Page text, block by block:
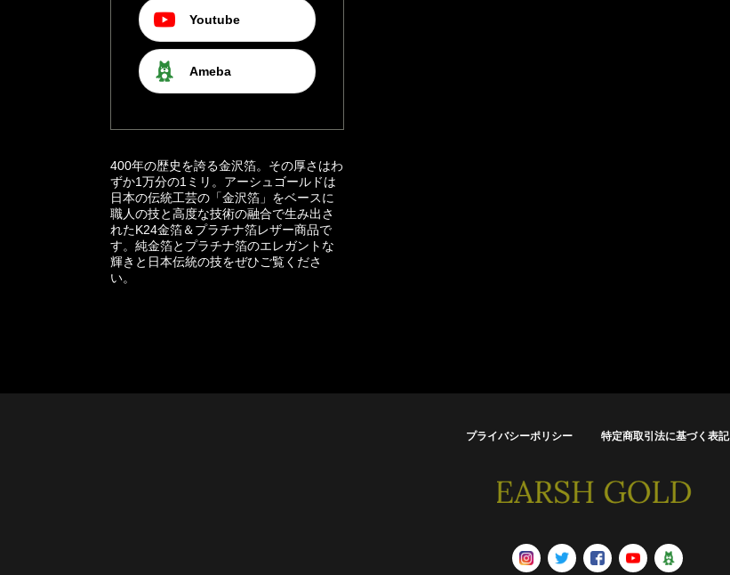
Youtube
Ameba
400年の歴史を誇る金沢箔。その厚さはわ
ずか1万分の1ミリ。アーシュゴールドは
日本の伝統工芸の「金沢箔」をベースに
職人の技と高度な技術の融合で生み出さ
れたK24金箔＆プラチナ箔レザー商品で
す。純金箔とプラチナ箔のエレガントな
輝きと日本伝統の技をぜひご覧くださ
い。
プライバシーポリシー 特定商取引法に基づく表記